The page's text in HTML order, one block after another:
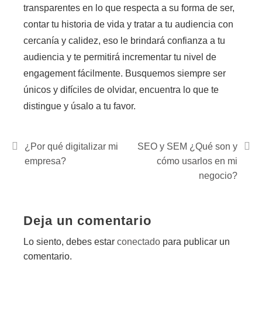
transparentes en lo que respecta a su forma de ser,
contar tu historia de vida y tratar a tu audiencia con
cercanía y calidez, eso le brindará confianza a tu
audiencia y te permitirá incrementar tu nivel de
engagement fácilmente. Busquemos siempre ser
únicos y difíciles de olvidar, encuentra lo que te
distingue y úsalo a tu favor.
¿Por qué digitalizar mi
empresa?
SEO y SEM ¿Qué son y
cómo usarlos en mi
negocio?
Deja un comentario
Lo siento, debes estar conectado para publicar un
comentario.